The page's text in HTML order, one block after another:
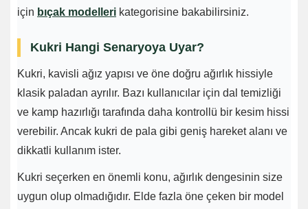
için bıçak modelleri kategorisine bakabilirsiniz.
Kukri Hangi Senaryoya Uyar?
Kukri, kavisli ağız yapısı ve öne doğru ağırlık hissiyle
klasik paladan ayrılır. Bazı kullanıcılar için dal temizliği
ve kamp hazırlığı tarafında daha kontrollü bir kesim hissi
verebilir. Ancak kukri de pala gibi geniş hareket alanı ve
dikkatli kullanım ister.
Kukri seçerken en önemli konu, ağırlık dengesinin size
uygun olup olmadığıdır. Elde fazla öne çeken bir model